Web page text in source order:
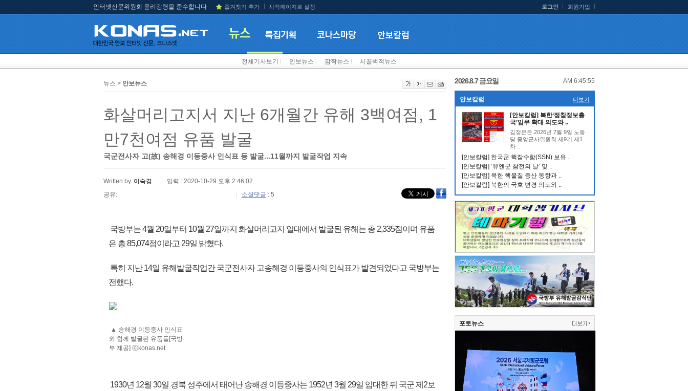
인터넷신문위원회 윤리강령을 준수합니다 즐겨찾기 추가 시작페이지로 설정 로그인 회원가입
전체기사보기 안보뉴스 깜짝뉴스 시끌벅적뉴스
뉴스 > 안보뉴스
화살머리고지서 지난 6개월간 유해 3백여점, 1
만7천여점 유품 발굴
국군전사자 고(故) 송해경 이등중사 인식표 등 발굴...11월까지 발굴작업 지속
Written by. 이숙경
입력 : 2020-10-29 오후 2:46:02
공유:
소셜댓글 : 5
국방부는 4월 20일부터 10월 27일까지 화살머리고지 일대에서 발굴된 유해는 총 2,335점이며 유품
은 총 85,074점이라고 29일 밝혔다.
특히 지난 14일 유해발굴작업간 국군전사자 고송해경 이등중사의 인식표가 발견되었다고 국방부는
전했다.
▲ 송해경 이등중사 인식표
와 함께 발굴된 유품들[국방
부 제공] ⓒkonas.net
1930년 12월 30일 경북 성주에서 태어난 송해경 이등중사는 1952년 3월 29일 입대한 뒤 국군 제2보
2026.8.7 금요일 AM 6:45:56
안보칼럼 더보기
[안보칼럼] 북한‘정찰정보총
국’임무 확대 의도와 ..
김정은은 2026년 7월 9일 노동
당 중앙군사위원회 제9기 제1
차 ..
[안보칼럼] 한국군 핵잠수함(SSN) 보유..
[안보칼럼] ‘유엔군 참전의 날’ 및 ..
[안보칼럼] 북한 핵물질 증산 동향과 ..
[안보칼럼] 북한의 국호 변경 의도와 ..
포토뉴스